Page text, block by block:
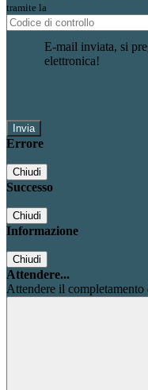
tramite la
E-mail inviata, si
elettronica!
Errore
Chiudi
Successo
Chiudi
Informazione
Chiudi
Attendere...
Attendere il completamento